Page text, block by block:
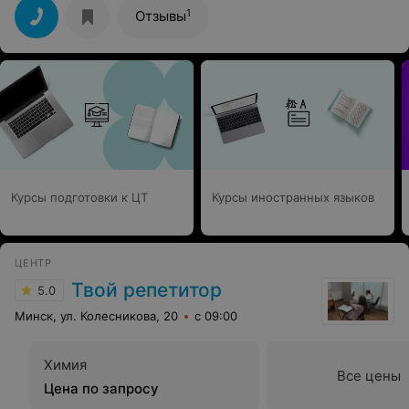
Отзывы1
Курсы подготовки к ЦТ Курсы иностранных языков
ЦЕНТР
5.0 Твой репетитор
Минск, ул. Колесникова, 20 с 09:00
Химия
Цена по запросу
Все цены